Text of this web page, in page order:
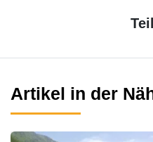
Artikel in der